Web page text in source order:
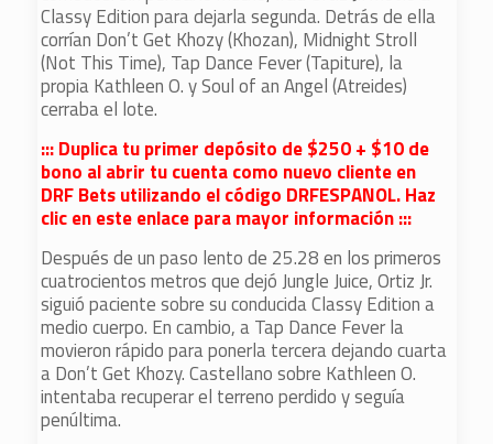
Classy Edition para dejarla segunda. Detrás de ella
corrían Don’t Get Khozy (Khozan), Midnight Stroll
(Not This Time), Tap Dance Fever (Tapiture), la
propia Kathleen O. y Soul of an Angel (Atreides)
cerraba el lote.
::: Duplica tu primer depósito de $250 + $10 de
bono al abrir tu cuenta como nuevo cliente en
DRF Bets utilizando el código DRFESPANOL. Haz
clic en este enlace para mayor información :::
Después de un paso lento de 25.28 en los primeros
cuatrocientos metros que dejó Jungle Juice, Ortiz Jr.
siguió paciente sobre su conducida Classy Edition a
medio cuerpo. En cambio, a Tap Dance Fever la
movieron rápido para ponerla tercera dejando cuarta
a Don’t Get Khozy. Castellano sobre Kathleen O.
intentaba recuperar el terreno perdido y seguía
penúltima.